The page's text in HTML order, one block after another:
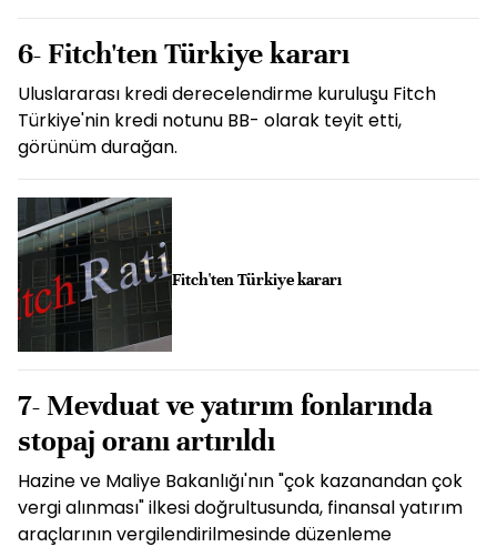
6- Fitch'ten Türkiye kararı
Uluslararası kredi derecelendirme kuruluşu Fitch
Türkiye'nin kredi notunu BB- olarak teyit etti,
görünüm durağan.
Fitch'ten Türkiye kararı
7- Mevduat ve yatırım fonlarında
stopaj oranı artırıldı
Hazine ve Maliye Bakanlığı'nın "çok kazanandan çok
vergi alınması" ilkesi doğrultusunda, finansal yatırım
araçlarının vergilendirilmesinde düzenleme